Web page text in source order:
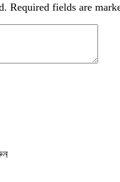
Required fields are